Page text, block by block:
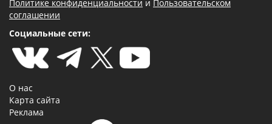
Политике конфиденциальности и Пользовательском
соглашении
Социальные сети:
О нас
Карта сайта
Реклама